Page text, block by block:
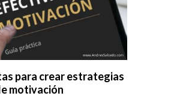
para crear estrategias
motivación